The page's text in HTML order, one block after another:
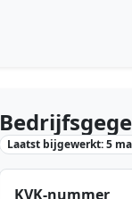
Laatst bijgewerkt: 5
KVK-nummer